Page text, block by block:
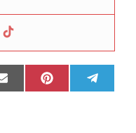
Compartir
en
E
m
Compartir
en
P
i en
e